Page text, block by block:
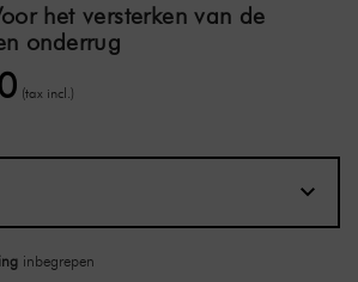
het versterken van de
onderrug
(tax incl.)
inbegrepen